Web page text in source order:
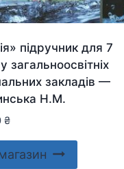
підручник для 7
загальноосвітніх
закладів —
Н.М.
₴